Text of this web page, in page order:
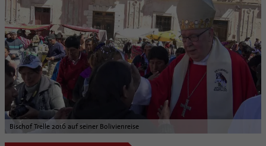
Bischof Trelle 2016 auf seiner Bolivienreise